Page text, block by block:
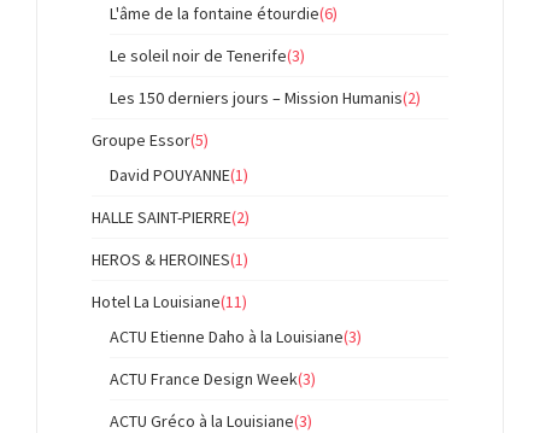
L'âme de la fontaine étourdie(6)
Le soleil noir de Tenerife(3)
Les 150 derniers jours – Mission Humanis(2)
Groupe Essor(5)
David POUYANNE(1)
HALLE SAINT-PIERRE(2)
HEROS & HEROINES(1)
Hotel La Louisiane(11)
ACTU Etienne Daho à la Louisiane(3)
ACTU France Design Week(3)
ACTU Gréco à la Louisiane(3)